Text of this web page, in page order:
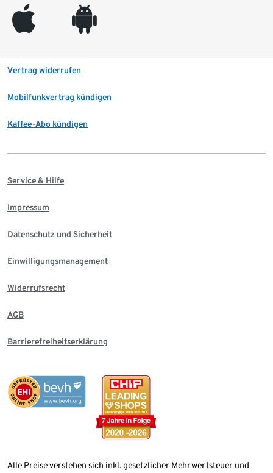
appleinc android
Vertrag widerrufen
Mobilfunkvertrag kündigen
Kaffee-Abo kündigen
Service & Hilfe
Impressum
Datenschutz und Sicherheit
Einwilligungsmanagement
Widerrufsrecht
AGB
Barrierefreiheitserklärung
Alle Preise verstehen sich inkl. gesetzlicher Mehrwertsteuer und